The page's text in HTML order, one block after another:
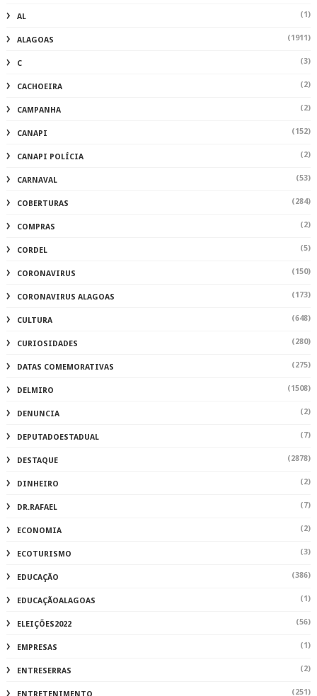
AL (1)
ALAGOAS (1911)
C (3)
CACHOEIRA (2)
CAMPANHA (2)
CANAPI (152)
CANAPI POLÍCIA (2)
CARNAVAL (53)
COBERTURAS (284)
COMPRAS (2)
CORDEL (5)
CORONAVIRUS (150)
CORONAVIRUS ALAGOAS (173)
CULTURA (648)
CURIOSIDADES (280)
DATAS COMEMORATIVAS (275)
DELMIRO (1508)
DENUNCIA (2)
DEPUTADOESTADUAL (7)
DESTAQUE (2878)
DINHEIRO (2)
DR.RAFAEL (7)
ECONOMIA (2)
ECOTURISMO (3)
EDUCAÇÃO (386)
EDUCAÇÃOALAGOAS (1)
ELEIÇÕES2022 (56)
EMPRESAS (1)
ENTRESERRAS (2)
ENTRETENIMENTO (251)